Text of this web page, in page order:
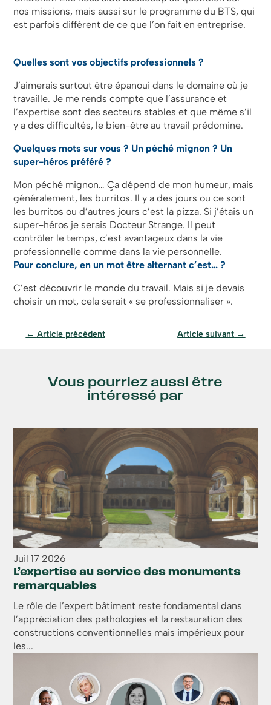
nos missions, mais aussi sur le programme du BTS, qui
est parfois différent de ce que l’on fait en entreprise. ​​​​​​​
Quelles sont vos objectifs professionnels ?
J’aimerais surtout être épanoui dans le domaine où je
travaille. Je me rends compte que l’assurance et
l’expertise sont des secteurs stables et que même s’il
y a des difficultés, le bien-être au travail prédomine.
Quelques mots sur vous ? Un péché mignon ? Un
super-héros préféré ?
Mon péché mignon… Ça dépend de mon humeur, mais
généralement, les burritos. Il y a des jours ou ce sont
les burritos ou d’autres jours c’est la pizza. Si j’étais un
super-héros je serais Docteur Strange. Il peut
contrôler le temps, c’est avantageux dans la vie
professionnelle comme dans la vie personnelle.
Pour conclure, en un mot être alternant c’est… ?
C’est découvrir le monde du travail. Mais si je devais
choisir un mot, cela serait « se professionnaliser ».
← Article précédent Article suivant →
Vous pourriez aussi être
intéressé par
Juil 17 2026
L’expertise au service des monuments
remarquables
Le rôle de l’expert bâtiment reste fondamental dans
l’appréciation des pathologies et la restauration des
constructions conventionnelles mais impérieux pour
les...